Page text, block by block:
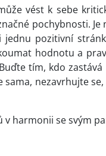
vést k sebe
pochybnosti. Je
jednu pozitivní
hodnotu a
tím, kdo
sama, nezavrhujte
v harmonii se svým